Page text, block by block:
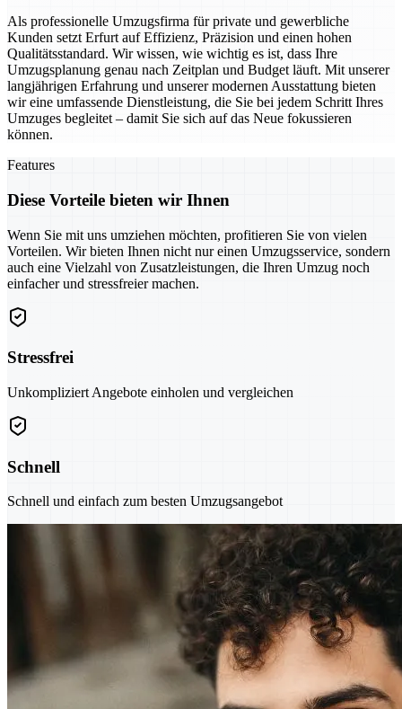
Als professionelle Umzugsfirma für private und gewerbliche
Kunden setzt Erfurt auf Effizienz, Präzision und einen hohen
Qualitätsstandard. Wir wissen, wie wichtig es ist, dass Ihre
Umzugsplanung genau nach Zeitplan und Budget läuft. Mit unserer
langjährigen Erfahrung und unserer modernen Ausstattung bieten
wir eine umfassende Dienstleistung, die Sie bei jedem Schritt Ihres
Umzuges begleitet – damit Sie sich auf das Neue fokussieren
können.
Features
Diese Vorteile bieten wir Ihnen
Wenn Sie mit uns umziehen möchten, profitieren Sie von vielen
Vorteilen. Wir bieten Ihnen nicht nur einen Umzugsservice, sondern
auch eine Vielzahl von Zusatzleistungen, die Ihren Umzug noch
einfacher und stressfreier machen.
Stressfrei
Unkompliziert Angebote einholen und vergleichen
Schnell
Schnell und einfach zum besten Umzugsangebot